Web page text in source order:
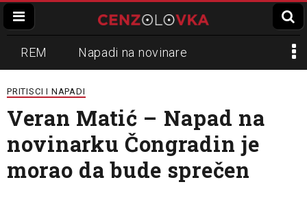
REM Napadi na novinare
Zvučni top
Propaganda Lokalni mediji
Informer Slavko Ćuruvija
PRITISCI I NAPADI
Veran Matić – Napad na
novinarku Čongradin je
morao da bude sprečen